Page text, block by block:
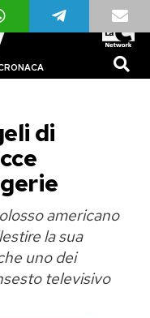
di
americano
la sua
uno dei
televisivo